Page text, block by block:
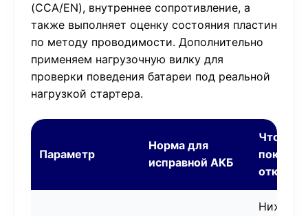
(CCA/EN), внутреннее сопротивление, а
также выполняет оценку состояния пластин
по методу проводимости. Дополнительно
применяем нагрузочную вилку для
проверки поведения батареи под реальной
нагрузкой стартера.
Параметр
Норма для
исправной АКБ
Что
Ниже